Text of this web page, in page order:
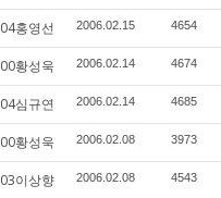
04홍영선 2006.02.15 4654
00황성욱 2006.02.14 4674
04심규연 2006.02.14 4685
00황성욱 2006.02.08 3973
03이상향 2006.02.08 4543